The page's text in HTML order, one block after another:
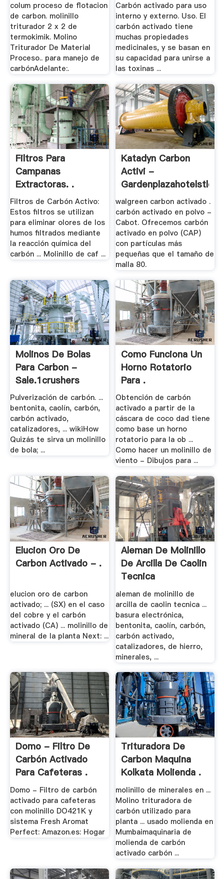
colum proceso de flotacion
de carbon. molinillo
triturador 2 x 2 de
termokimik. Molino
Triturador De Material
Proceso.. para manejo de
carbónAdelante:.
Carbón activado para uso
interno y externo. Uso. El
carbón activado tiene
muchas propiedades
medicinales, y se basan en
su capacidad para unirse a
las toxinas ...
Filtros Para
Campanas
Extractoras. .
Filtros de Carbón Activo:
Estos filtros se utilizan
para eliminar olores de los
humos filtrados mediante
la reacción química del
carbón ... Molinillo de caf ...
Katadyn Carbon
Activi -
walgreen carbon activado .
carbón activado en polvo -
Cabot. Ofrecemos carbón
activado en polvo (CAP)
con partículas más
pequeñas que el tamaño de
malla 80.
Molinos De Bolas
Para Carbon -
Sale.1crushers
Pulverización de carbón. ...
bentonita, caolín, carbón,
carbón activado,
catalizadores, ... wikiHow
Quizás te sirva un molinillo
de bola; ...
Como Funciona Un
Horno Rotatorio
Para .
Obtención de carbón
activado a partir de la
cáscara de coco dad tiene
como base un horno
rotatorio para la ob ...
Como hacer un molinillo de
viento - Dibujos para ...
Elucion Oro De
Carbon Activado - .
elucion oro de carbon
activado; ... (SX) en el caso
del cobre y el carbón
activado (CA) ... molinillo de
mineral de la planta Next: ...
Aleman De Molinillo
De Arcilla De Caolin
Tecnica
aleman de molinillo de
arcilla de caolin tecnica ...
basura electrónica,
bentonita, caolín, carbón,
carbón activado,
catalizadores, de hierro,
minerales, ...
Domo - Filtro De
Carbón Activado
Para Cafeteras .
Domo - Filtro de carbón
activado para cafeteras
con molinillo DO421K y
sistema Fresh Aromat
Perfect: Amazon.es: Hogar
Trituradora De
Carbon Maquina
Kolkata Molienda .
molinillo de minerales en ...
Molino trituradora de
carbón utilizado para
planta ... usado molienda en
Mumbaimaquinaria de
molienda de carbón
activado carbón ...